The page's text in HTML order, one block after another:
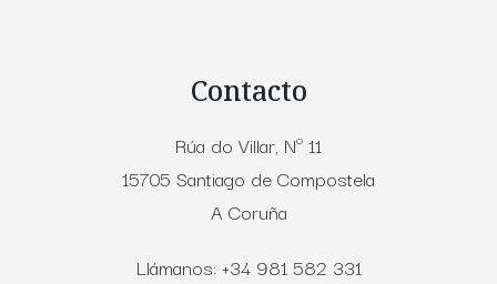
Contacto
Rúa do Villar, Nº 11
15705 Santiago de Compostela
A Coruña
Llámanos: +34 981 582 331